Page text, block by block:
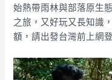
始熱帶雨林與部落原生
之旅，又好玩又長知識
額，請出發台灣前上網